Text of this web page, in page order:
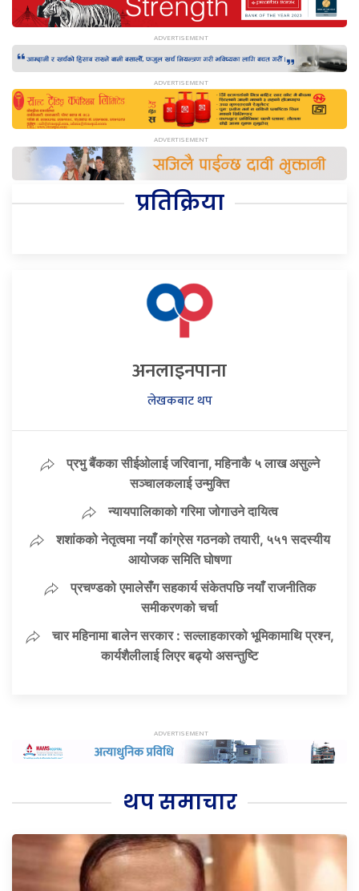
प्रतिक्रिया
अनलाइनपाना
लेखकबाट थप
प्रभु बैंकका सीईओलाई जरिवाना, महिनाकै ५ लाख असुल्ने
सञ्चालकलाई उन्मुक्ति
न्यायपालिकाको गरिमा जोगाउने दायित्व
शशांकको नेतृत्वमा नयाँ कांग्रेस गठनको तयारी, ५५१ सदस्यीय
आयोजक समिति घोषणा
प्रचण्डको एमालेसँग सहकार्य संकेतपछि नयाँ राजनीतिक
समीकरणको चर्चा
चार महिनामा बालेन सरकार : सल्लाहकारको भूमिकामाथि प्रश्न,
कार्यशैलीलाई लिएर बढ्यो असन्तुष्टि
थप समाचार